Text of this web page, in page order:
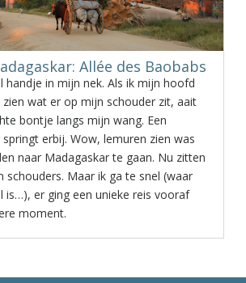
Allée des Baobabs
handje in mijn nek. Als ik mijn hoofd
wat er op mijn schouder zit, aait
bontje langs mijn wang. Een
erbij. Wow, lemuren zien was
naar Madagaskar te gaan. Nu zitten
schouders. Maar ik ga te snel (waar
is…), er ging een unieke reis vooraf
moment.